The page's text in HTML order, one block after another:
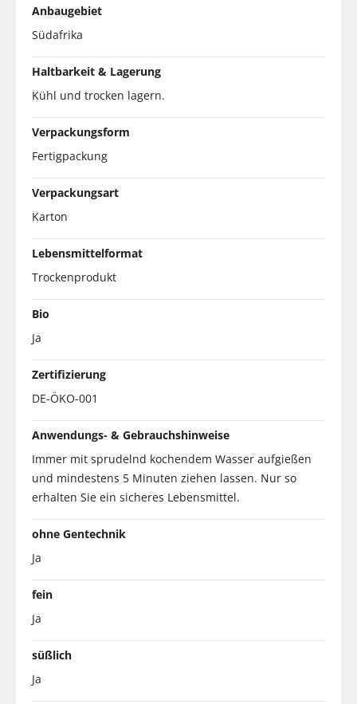
Anbaugebiet
Südafrika
Haltbarkeit & Lagerung
Kühl und trocken lagern.
Verpackungsform
Fertigpackung
Verpackungsart
Karton
Lebensmittelformat
Trockenprodukt
Bio
Ja
Zertifizierung
DE-ÖKO-001
Anwendungs- & Gebrauchshinweise
Immer mit sprudelnd kochendem Wasser aufgießen
und mindestens 5 Minuten ziehen lassen. Nur so
erhalten Sie ein sicheres Lebensmittel.
ohne Gentechnik
Ja
fein
Ja
süßlich
Ja